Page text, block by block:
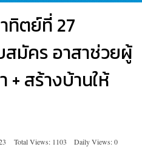
ทิตย์ที่ 27
มัคร อาสาช่วยผู้
สร้างบ้านให้
Total Views: 1103
Daily Views: 0